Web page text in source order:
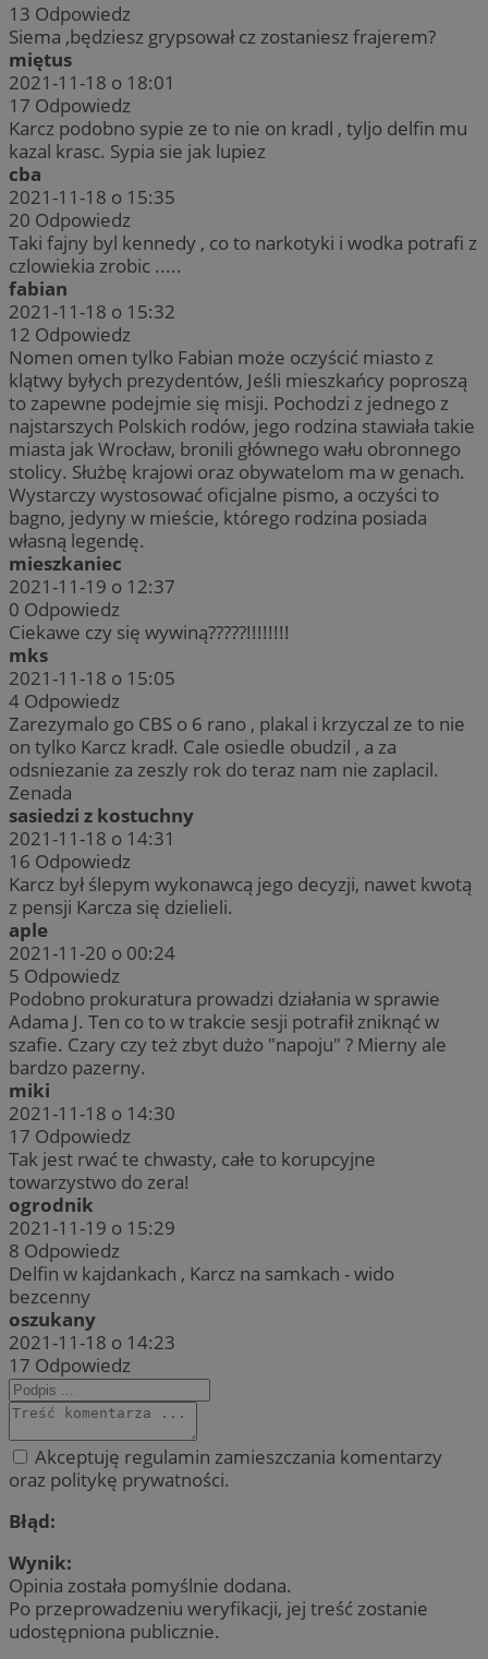
13 Odpowiedz
Siema ,będziesz grypsował cz zostaniesz frajerem?
miętus
2021-11-18 o 18:01
17 Odpowiedz
Karcz podobno sypie ze to nie on kradl , tyljo delfin mu
kazal krasc. Sypia sie jak lupiez
cba
2021-11-18 o 15:35
20 Odpowiedz
Taki fajny byl kennedy , co to narkotyki i wodka potrafi z
czlowiekia zrobic .....
fabian
2021-11-18 o 15:32
12 Odpowiedz
Nomen omen tylko Fabian może oczyścić miasto z
klątwy byłych prezydentów, Jeśli mieszkańcy poproszą
to zapewne podejmie się misji. Pochodzi z jednego z
najstarszych Polskich rodów, jego rodzina stawiała takie
miasta jak Wrocław, bronili głównego wału obronnego
stolicy. Służbę krajowi oraz obywatelom ma w genach.
Wystarczy wystosować oficjalne pismo, a oczyści to
bagno, jedyny w mieście, którego rodzina posiada
własną legendę.
mieszkaniec
2021-11-19 o 12:37
0 Odpowiedz
Ciekawe czy się wywiną?????!!!!!!!!
mks
2021-11-18 o 15:05
4 Odpowiedz
Zarezymalo go CBS o 6 rano , plakal i krzyczal ze to nie
on tylko Karcz kradł. Cale osiedle obudzil , a za
odsniezanie za zeszly rok do teraz nam nie zaplacil.
Zenada
sasiedzi z kostuchny
2021-11-18 o 14:31
16 Odpowiedz
Karcz był ślepym wykonawcą jego decyzji, nawet kwotą
z pensji Karcza się dzielieli.
aple
2021-11-20 o 00:24
5 Odpowiedz
Podobno prokuratura prowadzi działania w sprawie
Adama J. Ten co to w trakcie sesji potrafił zniknąć w
szafie. Czary czy też zbyt dużo "napoju" ? Mierny ale
bardzo pazerny.
miki
2021-11-18 o 14:30
17 Odpowiedz
Tak jest rwać te chwasty, całe to korupcyjne
towarzystwo do zera!
ogrodnik
2021-11-19 o 15:29
8 Odpowiedz
Delfin w kajdankach , Karcz na samkach - wido
bezcenny
oszukany
2021-11-18 o 14:23
17 Odpowiedz
Akceptuję regulamin zamieszczania komentarzy
oraz politykę prywatności.
Błąd:
Wynik:
Opinia została pomyślnie dodana.
Po przeprowadzeniu weryfikacji, jej treść zostanie
udostępniona publicznie.